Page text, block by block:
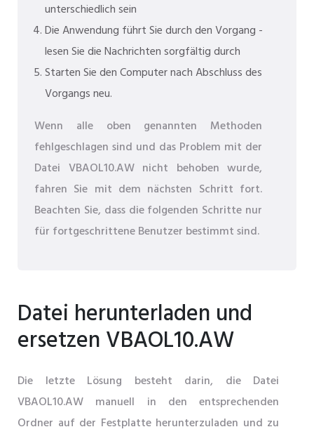
unterschiedlich sein
Die Anwendung führt Sie durch den Vorgang -
lesen Sie die Nachrichten sorgfältig durch
Starten Sie den Computer nach Abschluss des
Vorgangs neu.
Wenn alle oben genannten Methoden
fehlgeschlagen sind und das Problem mit der
Datei VBAOL10.AW nicht behoben wurde,
fahren Sie mit dem nächsten Schritt fort.
Beachten Sie, dass die folgenden Schritte nur
für fortgeschrittene Benutzer bestimmt sind.
Datei herunterladen und
ersetzen VBAOL10.AW
Die letzte Lösung besteht darin, die Datei
VBAOL10.AW manuell in den entsprechenden
Ordner auf der Festplatte herunterzuladen und zu